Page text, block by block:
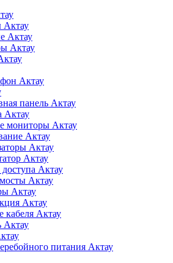
Актау
Актау
Актау
Актау
панель Актау
Актау
мониторы Актау
Актау
Актау
Актау
Актау
Актау
Актау
Актау
кабеля Актау
Актау
питания Актау